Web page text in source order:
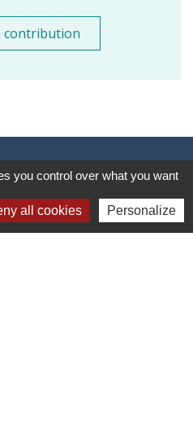
contribution
de Vaugneray
de la Mairie
- FRANCE
you control over what you want
all cookies Personalize